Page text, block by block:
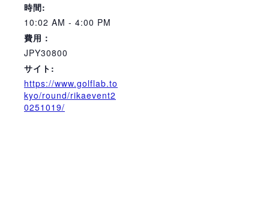
時間:
10:02 AM - 4:00 PM
費用：
JPY30800
サイト:
https://www.golflab.to
kyo/round/rikaevent2
0251019/